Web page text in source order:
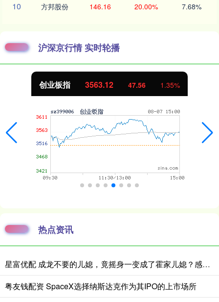
10 方邦股份 146.16 20.00% 7.68%
沪深京行情 实时轮播
创业板指 3563.12 47.56 1.35%
热点资讯
星富优配 成龙不要的儿媳，竟摇身一变成了霍家儿媳？感到意外的何止他一人
粤友钱配资 SpaceX选择纳斯达克作为其IPO的上市场所